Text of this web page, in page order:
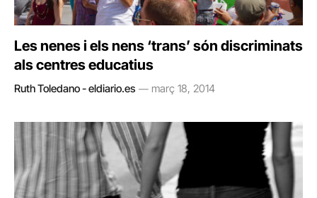
Les nenes i els nens ‘trans’ són discriminats
als centres educatius
Ruth Toledano - eldiario.es març 18, 2014